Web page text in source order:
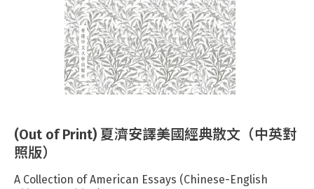
(Out of Print) 夏濟安譯美國經典散文（中英對
照版）
A Collection of American Essays (Chinese-English